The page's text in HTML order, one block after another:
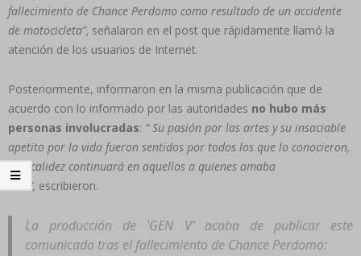
fallecimiento de Chance Perdomo como resultado de un accidente
de motocicleta”, señalaron en el post que rápidamente llamó la
atención de los usuarios de Internet.
Posteriormente, informaron en la misma publicación que de
acuerdo con lo informado por las autoridades no hubo más
personas involucradas: “ Su pasión por las artes y su insaciable
apetito por la vida fueron sentidos por todos los que lo conocieron,
y su calidez continuará en aquellos a quienes amaba
más”, escribieron.
La producción de 'GEN V' acaba de publicar este
comunicado tras el fallecimiento de Chance Perdomo: